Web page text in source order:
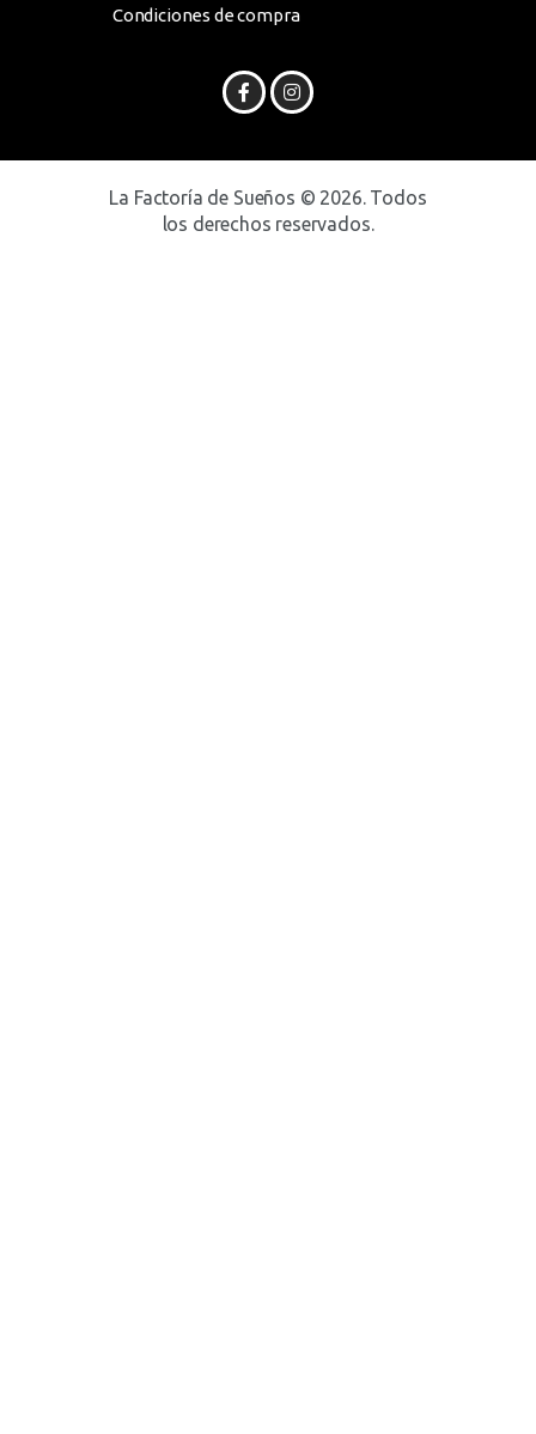
Condiciones de compra
La Factoría de Sueños © 2026. Todos
los derechos reservados.